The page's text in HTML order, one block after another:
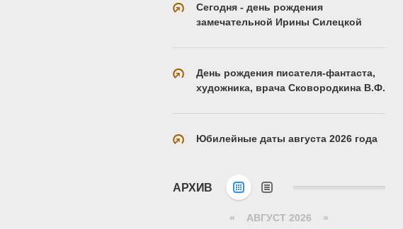
Сегодня - день рождения
замечательной Ирины Силецкой
День рождения писателя-фантаста,
художника, врача Сковородкина В.Ф.
Юбилейные даты августа 2026 года
АРХИВ
« АВГУСТ 2026 »